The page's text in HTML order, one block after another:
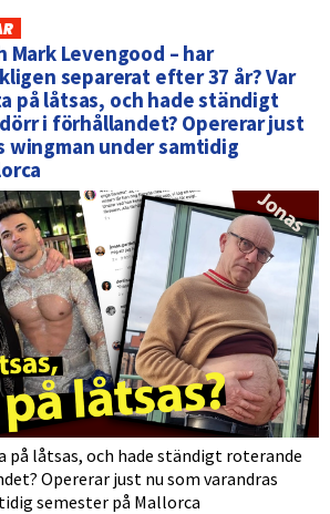
Mark Levengood – har
separerat efter 37 år? Var
på låtsas, och hade ständigt
i förhållandet? Opererar just
wingman under samtidig
på låtsas, och hade ständigt roterande
Opererar just nu som varandras
semester på Mallorca